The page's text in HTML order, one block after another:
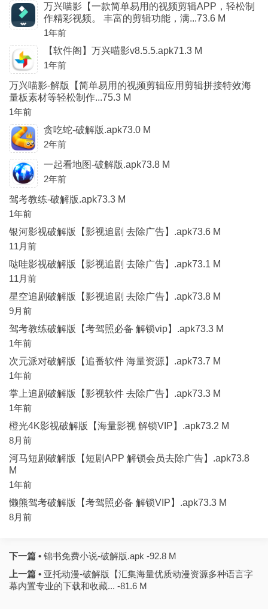
万兴喵影【一款简单易用的视频剪辑APP，轻松制
作精彩视频。 丰富的剪辑功能，满...73.6 M
1年前
【软件阁】万兴喵影v8.5.5.apk71.3 M
1年前
万兴喵影-解版【简单易用的视频剪辑应用剪辑拼接特效海
量板素材等轻松制作...75.3 M
1年前
贪吃蛇-破解版.apk73.0 M
2年前
一起看地图-破解版.apk73.8 M
2年前
驾考教练-破解版.apk73.3 M
1年前
银河影视破解版【影视追剧 去除广告】.apk73.6 M
11月前
哒哇影视破解版【影视追剧 去除广告】.apk73.1 M
11月前
星空追剧破解版【影视追剧 去除广告】.apk73.8 M
9月前
驾考教练破解版【考驾照必备 解锁vip】.apk73.3 M
1年前
次元派对破解版【追番软件 海量资源】.apk73.7 M
1年前
掌上追剧破解版【影视软件 去除广告】.apk73.3 M
1年前
橙光4K影视破解版【海量影视 解锁VIP】.apk73.2 M
8月前
河马短剧破解版【短剧APP 解锁会员去除广告】.apk73.8
M
1年前
懒熊驾考破解版【考驾照必备 解锁VIP】.apk73.3 M
8月前
下一篇 • 锦书免费小说-破解版.apk -92.8 M
上一篇 • 亚托动漫-破解版【汇集海量优质动漫资源多种语言字
幕内置专业的下载和收藏... -81.6 M